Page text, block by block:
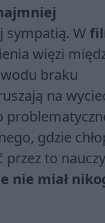
sympatią. W
więzi
braku
na
gdzie
to
nie miał